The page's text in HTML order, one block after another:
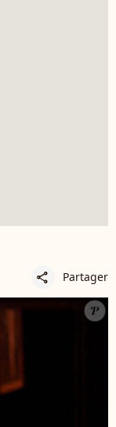
share Partager